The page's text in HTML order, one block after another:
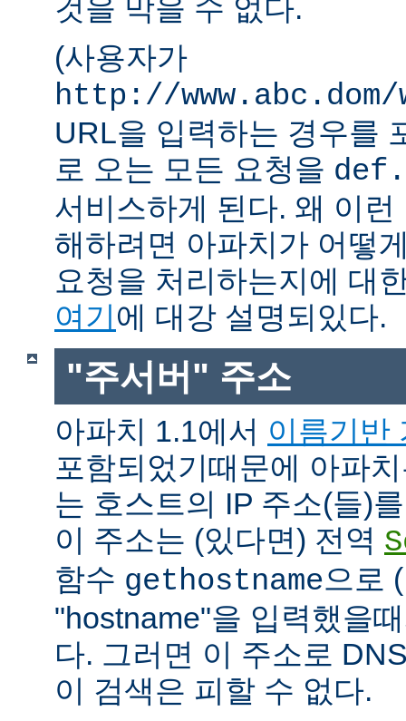
것을 막을 수 없다.
(사용자가
http://www.abc.dom/
URL을 입력하는 경우를
로 오는 모든 요청을
서비스하게 된다. 왜 이
해하려면 아파치가 어떻
요청을 처리하는지에 대
여기에 대강 설명되있다.
"주서버" 주소
아파치 1.1에서 이름기반
포함되었기때문에 아파
는 호스트의 IP 주소(들)
이 주소는 (있다면) 전역
함수 gethostname으로
"hostname"을 입력했을
다. 그러면 이 주소로
이 검색은 피할 수 없다.